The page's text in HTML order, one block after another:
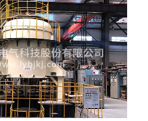
水冷辊上急速凝固后，再在水冷
温，把合金变成30°C左右,且大小
薄片的一种电热设备。本设备采用
全自动化控制、实时监控，全中文
摸屏工作环境，操作简洁可靠。
应用于加工热处理等作业上，
玻璃琉璃、工艺烧结、烤漆、喷
印、电镀、珠宝等烘烤脱水以及
板、中、低温老化测试等等。高
热处理、回火、定型等产品。